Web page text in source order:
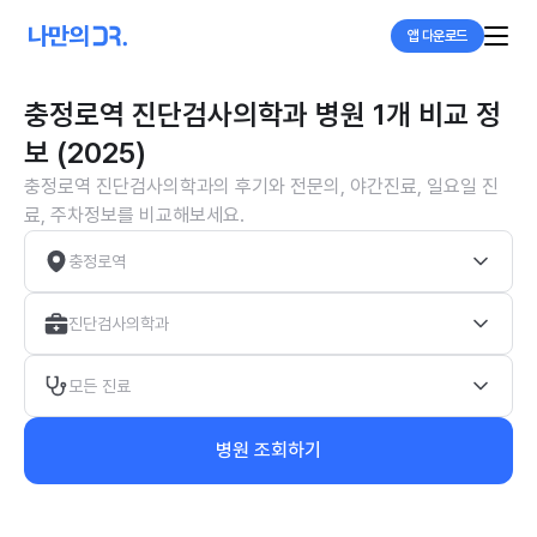
앱 다운로드
충정로역 진단검사의학과 병원 1개 비교 정
보 (2025)
충정로역 진단검사의학과의 후기와 전문의, 야간진료, 일요일 진
료, 주차정보를 비교해보세요.
충정로역
진단검사의학과
모든 진료
병원 조회하기